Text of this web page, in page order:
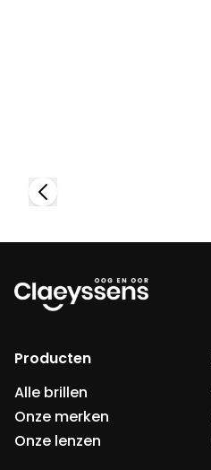
Producten
Alle brillen
Onze merken
Onze lenzen